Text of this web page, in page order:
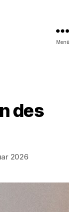
Menü
des
2026